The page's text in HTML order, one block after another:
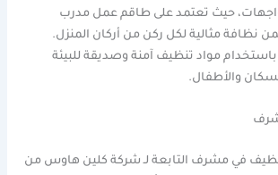
حيث تعتمد على طاقم عمل مدرب
نظافة مثالية لكل ركن من أركان المنزل.
مواد تنظيف آمنة وصديقة للبيئة
والأطفال.
في مشرف التابعة لـ شركة كلين هاوس من